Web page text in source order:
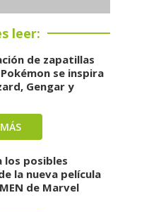
leer:
de zapatillas
se inspira
Gengar y
los posibles
la nueva película
de Marvel